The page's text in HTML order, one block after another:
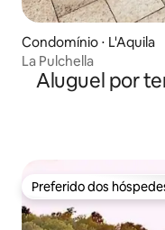
Condomínio ⋅ L'Aquila
La Pulchella
Aluguel por
Preferido dos
Preferido dos